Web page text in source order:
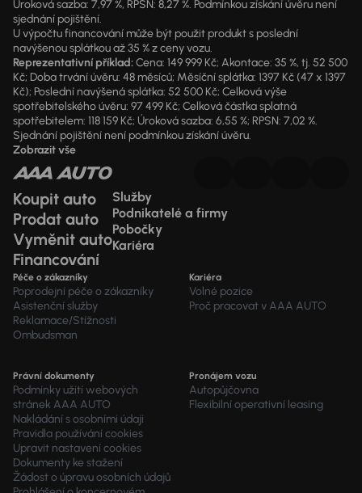
Úroková sazba: 7,97 %, RPSN: 8,27 %. Podmínkou získání úvěru není
sjednání pojištění.
U výpočtu financování může být použit produkt s poslední
navýšenou splátkou až 35 % z ceny vozu.
Reprezentativní příklad:Cena: 149 999 Kč; Akontace: 35 %, tj. 52 500
Kč; Doba trvání úvěru: 48 měsíců; Měsíční splátka: 1397 Kč (47 x 1397
Kč); Poslední navýšená splátka: 52 500 Kč; Celková výše
spotřebitelského úvěru: 97 499 Kč; Celková částka splatná
spotřebitelem: 118 159 Kč; Úroková sazba: 6,55 %; RPSN: 7,02 %.
Sjednání pojištění není podmínkou získání úvěru.
Zobrazit vše
Koupit auto
Prodat auto
Vyměnit auto
Financování
Služby
Podnikatelé a firmy
Pobočky
Kariéra
Péče o zákazníky
Poprodejní péče o zákazníky
Asistenční služby
Reklamace/Stížnosti
Ombudsman
Kariéra
Volné pozice
Proč pracovat v AAA AUTO
Právní dokumenty
Podmínky užití webových
stránek AAA AUTO
Nakládání s osobními údaji
Pravidla používání cookies
Upravit nastavení cookies
Dokumenty ke stažení
Žádost o úpravu osobních údajů
Pronájem vozu
Autopůjčovna
Flexibilní operativní leasing